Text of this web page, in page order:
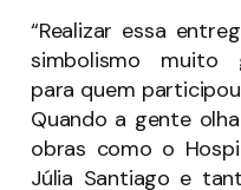
“Realizar essa
simbolismo muito
para quem
Quando a gente
obras como o
Júlia Santiago e